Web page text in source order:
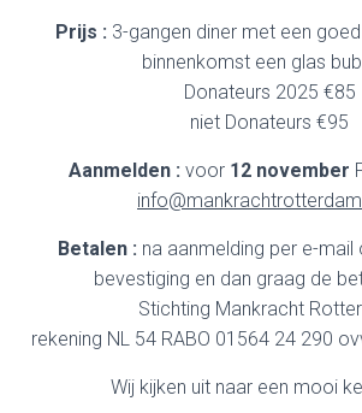
Prijs : 3-gangen diner met een
binnenkomst een glas
Donateurs 2025 €85
niet Donateurs €95
Aanmelden : voor 12 november
Betalen : na aanmelding per e-mail
bevestiging en dan graag de
Stichting Mankracht
rekening NL 54 RABO 01564 24 290
Wij kijken uit naar een mooi